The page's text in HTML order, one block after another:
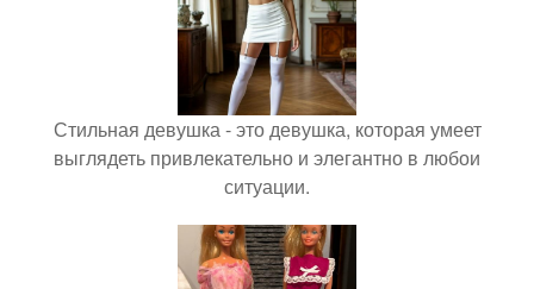
Стильная девушка - это девушка, которая умеет
выглядеть привлекательно и элегантно в любои
ситуации.